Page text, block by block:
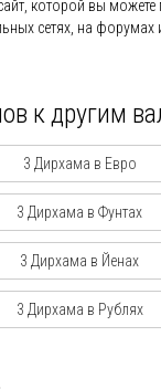
которой вы можете
сетях, на форумах
к другим
3 Дирхама в Евро
3 Дирхама в Фунтах
3 Дирхама в Йенах
3 Дирхама в Рублях